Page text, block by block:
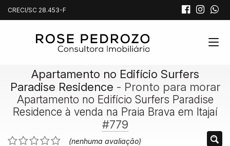
CRECI/SC 28.453-F
Apartamento no Edifício Surfers
Paradise Residence - Pronto para morar
Apartamento no Edifício Surfers Paradise
Residence à venda na Praia Brava em Itajaí
#779
(nenhuma avaliação)